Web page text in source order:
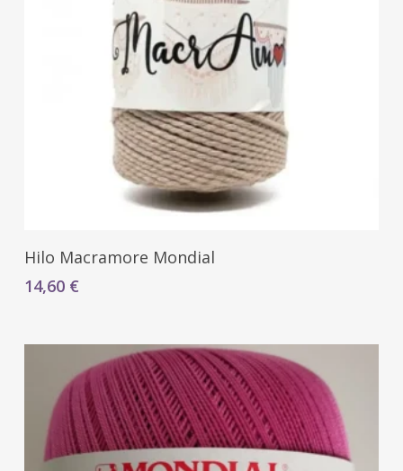
Seleccionar Opciones
Hilo Macramore Mondial
14,60 €